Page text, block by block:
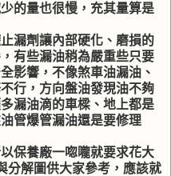
的量也很慢，充其量算是
漏劑讓內部硬化、磨損的
有些漏油稍為嚴重些只要
影響，不像煞車油漏油、
行，方向盤油發現油不夠
漏油滴的車樑、地上都是
管爆管漏油還是要修理
保養廠一唿嚨就要求花大
分解圖供大家參考，應該就